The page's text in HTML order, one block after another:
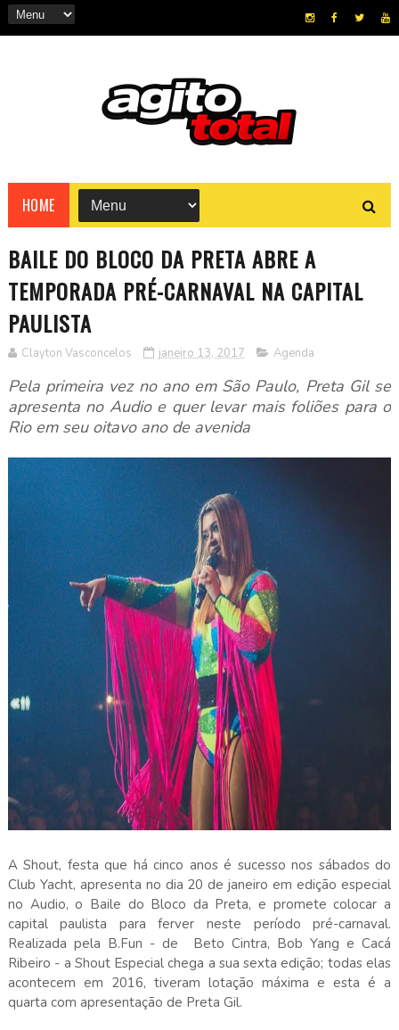
HOME
BAILE DO BLOCO DA PRETA ABRE A
TEMPORADA PRÉ-CARNAVAL NA CAPITAL
PAULISTA
Clayton Vasconcelos janeiro 13, 2017 Agenda
Pela primeira vez no ano em São Paulo, Preta Gil se
apresenta no Audio e quer levar mais foliões para o
Rio em seu oitavo ano de avenida
A Shout, festa que há cinco anos é sucesso nos sábados do
Club Yacht, apresenta no dia 20 de janeiro em edição especial
no Audio, o Baile do Bloco da Preta, e promete colocar a
capital paulista para ferver neste período pré-carnaval.
Realizada pela B.Fun - de Beto Cintra, Bob Yang e Cacá
Ribeiro - a Shout Especial chega a sua sexta edição; todas elas
acontecem em 2016, tiveram lotação máxima e esta é a
quarta com apresentação de Preta Gil.